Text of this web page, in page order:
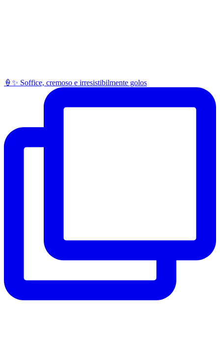
🍦✨ Soffice, cremoso e irresistibilmente golos